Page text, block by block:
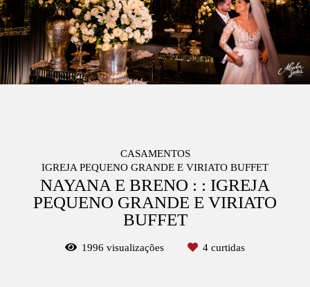
CASAMENTOS
IGREJA PEQUENO GRANDE E VIRIATO BUFFET
NAYANA E BRENO : : IGREJA
PEQUENO GRANDE E VIRIATO
BUFFET
1996 visualizações 4 curtidas